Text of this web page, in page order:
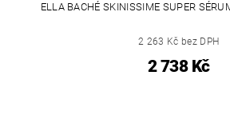
ELLA BACHÉ SKINISSIME SUPER
2 263 Kč bez DPH
2 738 Kč